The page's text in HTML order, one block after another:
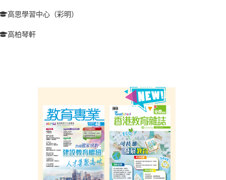
高思學習中心（彩明）
高柏琴軒